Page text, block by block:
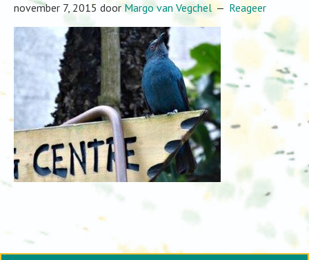
november 7, 2015 door Margo van Vegchel Reageer